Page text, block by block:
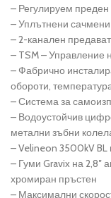
– Регулируем преден
– Уплътнени сачмени
– 2-канален
– TSM – Управление
– Фабрично
обороти,
– Система за
– Водоустойчив
метални зъбни
– Velineon 3500kV BL
– Гуми Gravix на 2,8″
хромиран пръстен
– Максимални